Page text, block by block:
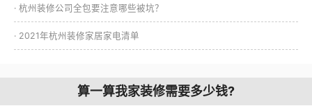
· 杭州装修公司全包要注意哪些被坑？
· 2021年杭州装修家居家电清单
算一算我家装修需要多少钱?